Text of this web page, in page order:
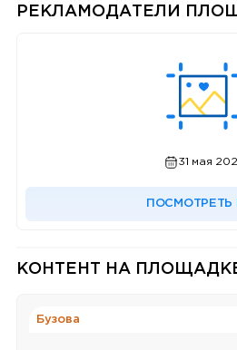
РЕКЛАМОДАТЕЛИ
31 мая
ПОСМОТРЕТЬ
КОНТЕНТ НА
Бузова